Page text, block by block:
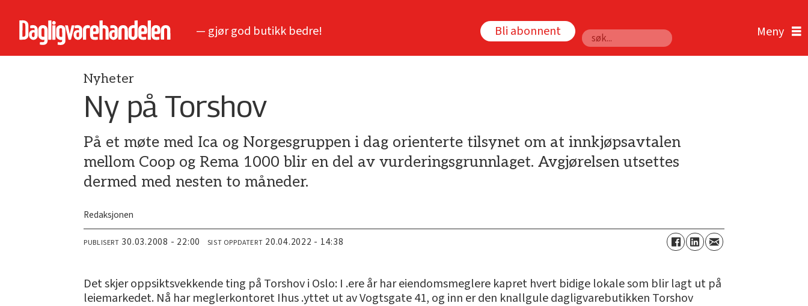
— gjør god butikk bedre! Bli abonnent
Søk
Nyheter
Ny på Torshov
På et møte med Ica og Norgesgruppen i dag orienterte tilsynet om at innkjøpsavtalen
mellom Coop og Rema 1000 blir en del av vurderingsgrunnlaget. Avgjørelsen utsettes
dermed med nesten to måneder.
Redaksjonen
PUBLISERT 30.03.2008 - 22:00 SIST OPPDATERT 20.04.2022 - 14:38
Det skjer oppsiktsvekkende ting på Torshov i Oslo: I .ere år har eiendomsmeglere kapret hvert bidige lokale som blir lagt ut på
leiemarkedet. Nå har meglerkontoret Ihus .yttet ut av Vogtsgate 41, og inn er den knallgule dagligvarebutikken Torshov